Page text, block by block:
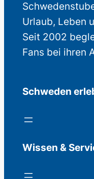
Urlaub, Leben
Seit 2002
Fans bei ihren
Schweden
Wissen &